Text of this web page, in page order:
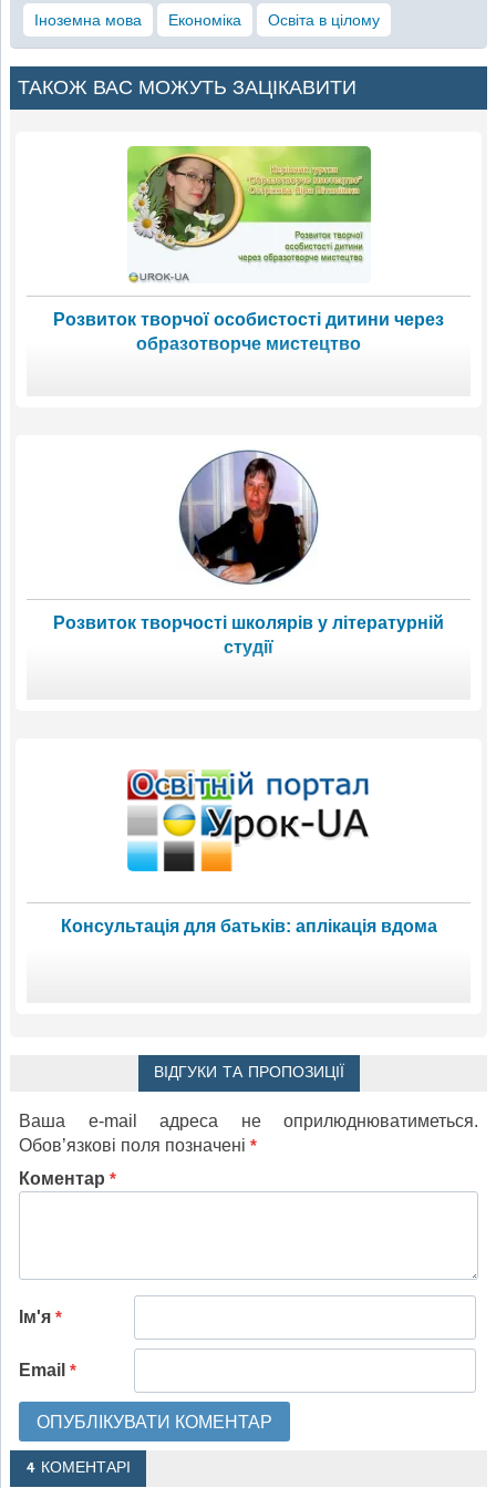
Іноземна мова Економіка Освіта в цілому
ТАКОЖ ВАС МОЖУТЬ ЗАЦІКАВИТИ
Розвиток творчої особистості дитини через
образотворче мистецтво
Розвиток творчості школярів у літературній
студії
Консультація для батьків: аплікація вдома
ВІДГУКИ ТА ПРОПОЗИЦІЇ
Ваша e-mail адреса не оприлюднюватиметься.
Обов’язкові поля позначені *
Коментар *
Ім'я *
Email *
4 КОМЕНТАРІ